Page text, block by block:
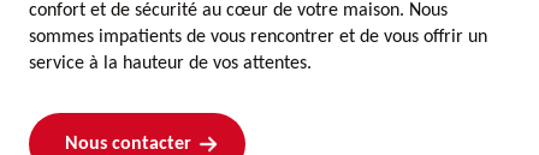
confort et de sécurité au cœur de votre maison. Nous
sommes impatients de vous rencontrer et de vous offrir un
service à la hauteur de vos attentes.
Nous contacter